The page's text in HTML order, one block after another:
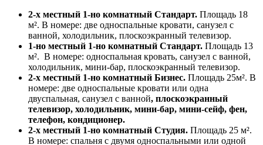
2-х местный 1-но комнатный Стандарт. Площадь 18
м². В номере: две односпальные кровати, санузел с
ванной, холодильник, плоскоэкранный телевизор.
1-но местный 1-но комнатный Стандарт. Площадь 13
м². В номере: односпальная кровать, санузел с ванной,
холодильник, мини-бар, плоскоэкранный телевизор.
2-х местный 1-но комнатный Бизнес. Площадь 25м². В
номере: две односпальные кровати или одна
двуспальная, санузел с ванной, плоскоэкранный
телевизор, холодильник, мини-бар, мини-сейф, фен,
телефон, кондиционер.
2-х местный 1-но комнатный Студия. Площадь 25 м².
В номере: спальня с двумя односпальными или одной